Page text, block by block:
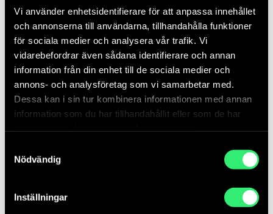
Vi använder enhetsidentifierare för att anpassa innehållet
och annonserna till användarna, tillhandahålla funktioner
för sociala medier och analysera vår trafik. Vi
vidarebefordrar även sådana identifierare och annan
information från din enhet till de sociala medier och
annons- och analysföretag som vi samarbetar med.
Dessa kan i sin tur kombinera informationen med annan
information som du har tillhandahållit eller som de har
Nödvändig
Inställningar
Skogen kallar – Ett oändligt kontaminerat samarbete
eller Dansandet är en form av skogskunskapav
konstnärerna Malin Arnell och Åsa Elzén, Julita,
Katrineholm
Naturen tar överav Österängens konsthall,
Jönköping
Omvandling pågårav konstnären Sara Söderberg,
13:30Dialogpass 1
Vad är det för kunskap vi ser och vilka lärdomar drar
vi från denna typ av projekt och finansiering?